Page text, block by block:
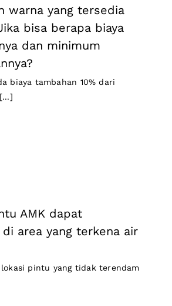
warna yang tersedia
bisa berapa biaya
dan minimum
biaya tambahan 10% dari
AMK dapat
di area yang terkena air
pintu yang tidak terendam